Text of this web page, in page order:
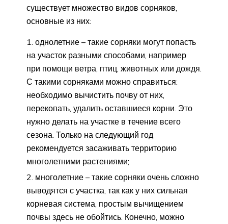
существует множество видов сорняков,
основные из них:
однолетние – такие сорняки могут попасть
на участок разными способами, например
при помощи ветра, птиц, животных или дождя.
С такими сорняками можно справиться:
необходимо вычистить почву от них,
перекопать, удалить оставшиеся корни. Это
нужно делать на участке в течение всего
сезона. Только на следующий год
рекомендуется засаживать территорию
многолетними растениями;
многолетние – такие сорняки очень сложно
выводятся с участка, так как у них сильная
корневая система, простым вычищением
почвы здесь не обойтись. Конечно, можно